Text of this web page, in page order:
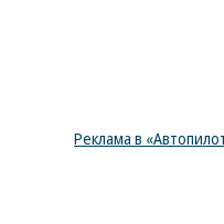
Реклама в